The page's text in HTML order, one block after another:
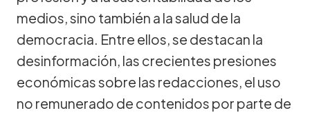
medios, sino también a la salud de la
democracia. Entre ellos, se destacan la
desinformación, las crecientes presiones
económicas sobre las redacciones, el uso
no remunerado de contenidos por parte de